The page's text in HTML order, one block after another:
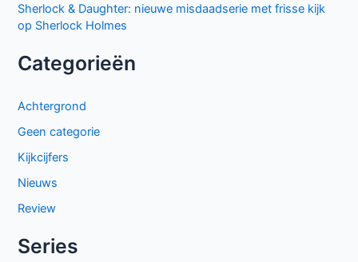
Sherlock & Daughter: nieuwe misdaadserie met frisse kijk
op Sherlock Holmes
Categorieën
Achtergrond
Geen categorie
Kijkcijfers
Nieuws
Review
Series